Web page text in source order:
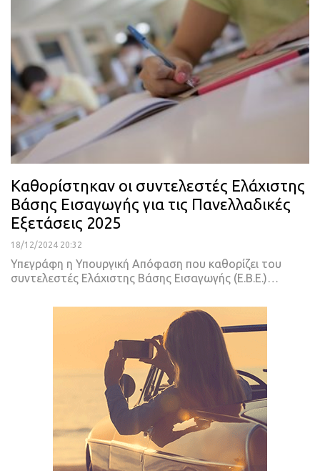
Καθορίστηκαν οι συντελεστές Ελάχιστης
Βάσης Εισαγωγής για τις Πανελλαδικές
Εξετάσεις 2025
18/12/2024 20:32
Υπεγράφη η Υπουργική Απόφαση που καθορίζει του
συντελεστές Ελάχιστης Βάσης Εισαγωγής (Ε.Β.Ε.)…